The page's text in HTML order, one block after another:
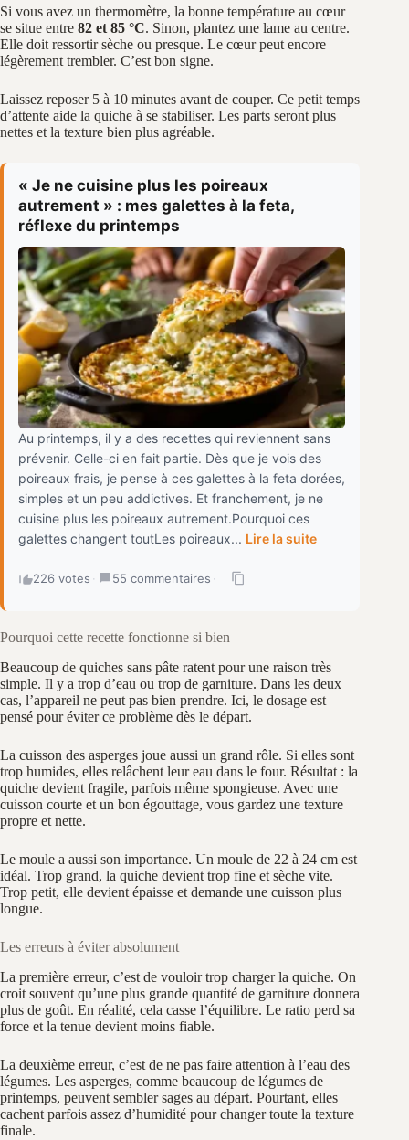
Si vous avez un thermomètre, la bonne température au cœur
se situe entre 82 et 85 °C. Sinon, plantez une lame au centre.
Elle doit ressortir sèche ou presque. Le cœur peut encore
légèrement trembler. C’est bon signe.
Laissez reposer 5 à 10 minutes avant de couper. Ce petit temps
d’attente aide la quiche à se stabiliser. Les parts seront plus
nettes et la texture bien plus agréable.
« Je ne cuisine plus les poireaux
autrement » : mes galettes à la feta,
réflexe du printemps
Au printemps, il y a des recettes qui reviennent sans
prévenir. Celle-ci en fait partie. Dès que je vois des
poireaux frais, je pense à ces galettes à la feta dorées,
simples et un peu addictives. Et franchement, je ne
cuisine plus les poireaux autrement.Pourquoi ces
galettes changent toutLes poireaux... Lire la suite
226 votes · 55 commentaires ·
Pourquoi cette recette fonctionne si bien
Beaucoup de quiches sans pâte ratent pour une raison très
simple. Il y a trop d’eau ou trop de garniture. Dans les deux
cas, l’appareil ne peut pas bien prendre. Ici, le dosage est
pensé pour éviter ce problème dès le départ.
La cuisson des asperges joue aussi un grand rôle. Si elles sont
trop humides, elles relâchent leur eau dans le four. Résultat : la
quiche devient fragile, parfois même spongieuse. Avec une
cuisson courte et un bon égouttage, vous gardez une texture
propre et nette.
Le moule a aussi son importance. Un moule de 22 à 24 cm est
idéal. Trop grand, la quiche devient trop fine et sèche vite.
Trop petit, elle devient épaisse et demande une cuisson plus
longue.
Les erreurs à éviter absolument
La première erreur, c’est de vouloir trop charger la quiche. On
croit souvent qu’une plus grande quantité de garniture donnera
plus de goût. En réalité, cela casse l’équilibre. Le ratio perd sa
force et la tenue devient moins fiable.
La deuxième erreur, c’est de ne pas faire attention à l’eau des
légumes. Les asperges, comme beaucoup de légumes de
printemps, peuvent sembler sages au départ. Pourtant, elles
cachent parfois assez d’humidité pour changer toute la texture
finale.